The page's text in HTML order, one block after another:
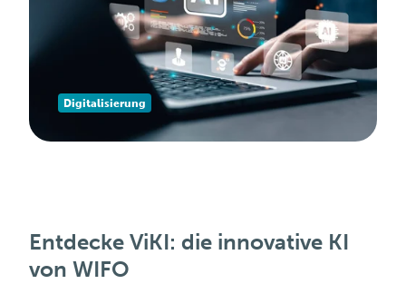
Digitalisierung
Entdecke ViKI: die innovative KI
von WIFO